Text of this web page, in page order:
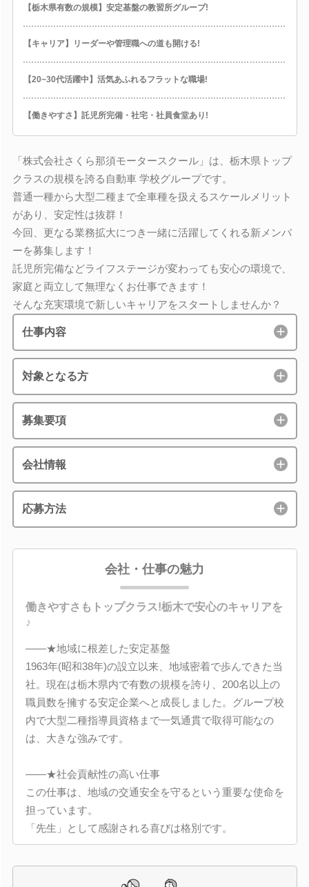
【栃木県有数の規模】安定基盤の教習所グループ!
【キャリア】リーダーや管理職への道も開ける!
【20~30代活躍中】活気あふれるフラットな職場!
【働きやすさ】託児所完備・社宅・社員食堂あり!
「株式会社さくら那須モータースクール」は、栃木県トップ
クラスの規模を誇る自動車 学校グループです。
普通一種から大型二種まで全車種を扱えるスケールメリット
があり、安定性は抜群！
今回、更なる業務拡大につき一緒に活躍してくれる新メンバ
ーを募集します！
託児所完備などライフステージが変わっても安心の環境で、
家庭と両立して無理なくお仕事できます！
そんな充実環境で新しいキャリアをスタートしませんか？
仕事内容
対象となる方
募集要項
会社情報
応募方法
会社・仕事の魅力
働きやすさもトップクラス!栃木で安心のキャリアを
♪
――★地域に根差した安定基盤
1963年(昭和38年)の設立以来、地域密着で歩んできた当
社。現在は栃木県内で有数の規模を誇り、200名以上の
職員数を擁する安定企業へと成長しました。グループ校
内で大型二種指導員資格まで一気通貫で取得可能なの
は、大きな強みです。
――★社会貢献性の高い仕事
この仕事は、地域の交通安全を守るという重要な使命を
担っています。
「先生」として感謝される喜びは格別です。